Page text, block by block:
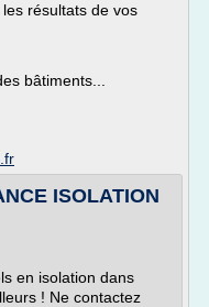
résultats de vos
bâtiments...
ISOLATION
en isolation dans
! Ne contactez